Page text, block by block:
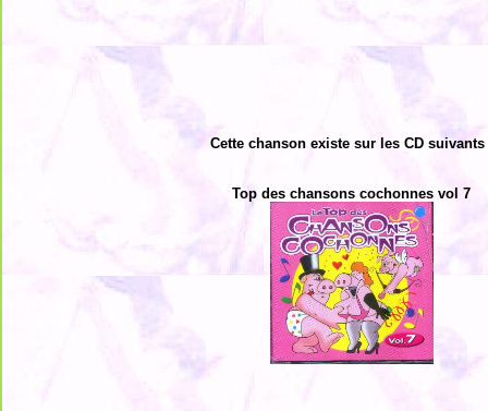
Cette chanson existe sur les CD suivants
Top des chansons cochonnes vol 7